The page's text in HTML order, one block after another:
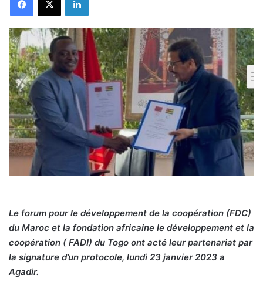
Le forum pour le développement de la coopération (FDC)
du Maroc et la fondation africaine le développement et la
coopération ( FADI) du Togo ont acté leur partenariat par
la signature d’un protocole, lundi 23 janvier 2023 a
Agadir.